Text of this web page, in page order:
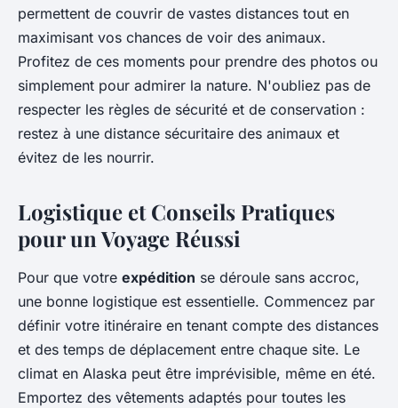
permettent de couvrir de vastes distances tout en
maximisant vos chances de voir des animaux.
Profitez de ces moments pour prendre des photos ou
simplement pour admirer la nature. N'oubliez pas de
respecter les règles de sécurité et de conservation :
restez à une distance sécuritaire des animaux et
évitez de les nourrir.
Logistique et Conseils Pratiques
pour un Voyage Réussi
Pour que votre expédition se déroule sans accroc,
une bonne logistique est essentielle. Commencez par
définir votre itinéraire en tenant compte des distances
et des temps de déplacement entre chaque site. Le
climat en Alaska peut être imprévisible, même en été.
Emportez des vêtements adaptés pour toutes les